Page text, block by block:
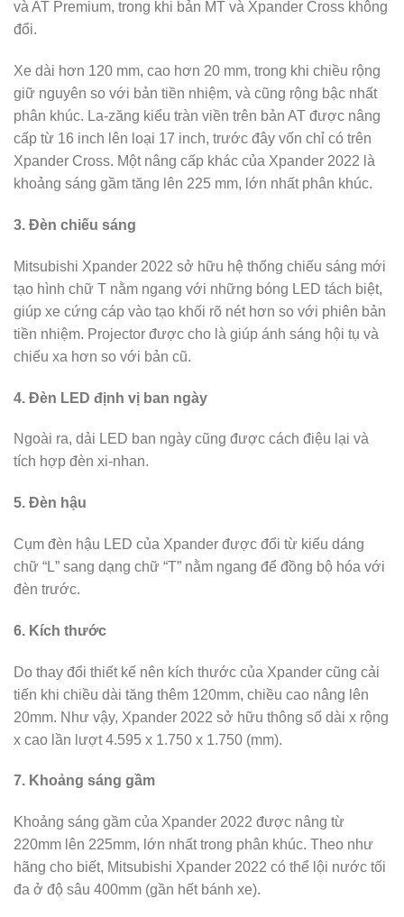
và AT Premium, trong khi bản MT và Xpander Cross không
đổi.
Xe dài hơn 120 mm, cao hơn 20 mm, trong khi chiều rộng
giữ nguyên so với bản tiền nhiệm, và cũng rộng bậc nhất
phân khúc. La-zăng kiểu tràn viền trên bản AT được nâng
cấp từ 16 inch lên loại 17 inch, trước đây vốn chỉ có trên
Xpander Cross. Một nâng cấp khác của Xpander 2022 là
khoảng sáng gầm tăng lên 225 mm, lớn nhất phân khúc.
3. Đèn chiếu sáng
Mitsubishi Xpander 2022 sở hữu hệ thống chiếu sáng mới
tạo hình chữ T nằm ngang với những bóng LED tách biệt,
giúp xe cứng cáp vào tạo khối rõ nét hơn so với phiên bản
tiền nhiệm. Projector được cho là giúp ánh sáng hội tụ và
chiếu xa hơn so với bản cũ.
4. Đèn LED định vị ban ngày
Ngoài ra, dải LED ban ngày cũng được cách điệu lại và
tích hợp đèn xi-nhan.
5. Đèn hậu
Cụm đèn hậu LED của Xpander được đổi từ kiểu dáng
chữ “L” sang dạng chữ “T” nằm ngang để đồng bộ hóa với
đèn trước.
6. Kích thước
Do thay đổi thiết kế nên kích thước của Xpander cũng cải
tiến khi chiều dài tăng thêm 120mm, chiều cao nâng lên
20mm. Như vậy, Xpander 2022 sở hữu thông số dài x rộng
x cao lần lượt 4.595 x 1.750 x 1.750 (mm).
7. Khoảng sáng gầm
Khoảng sáng gầm của Xpander 2022 được nâng từ
220mm lên 225mm, lớn nhất trong phân khúc. Theo như
hãng cho biết, Mitsubishi Xpander 2022 có thể lội nước tối
đa ở độ sâu 400mm (gần hết bánh xe).